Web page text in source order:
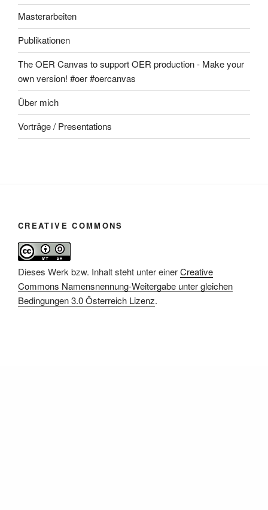
Masterarbeiten
Publikationen
The OER Canvas to support OER production - Make your
own version! #oer #oercanvas
Über mich
Vorträge / Presentations
CREATIVE COMMONS
Dieses Werk bzw. Inhalt steht unter einerCreative
Commons Namensnennung-Weitergabe unter gleichen
Bedingungen 3.0 Österreich Lizenz.